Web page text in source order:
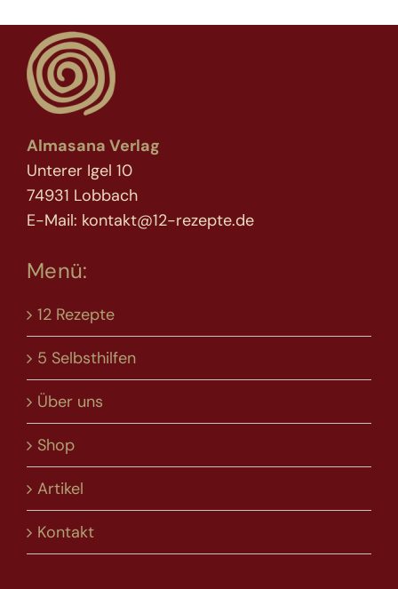
Almasana Verlag
Unterer Igel 10
74931 Lobbach
E-Mail: kontakt@12-rezepte.de
Menü:
12 Rezepte
5 Selbsthilfen
Über uns
Shop
Artikel
Kontakt